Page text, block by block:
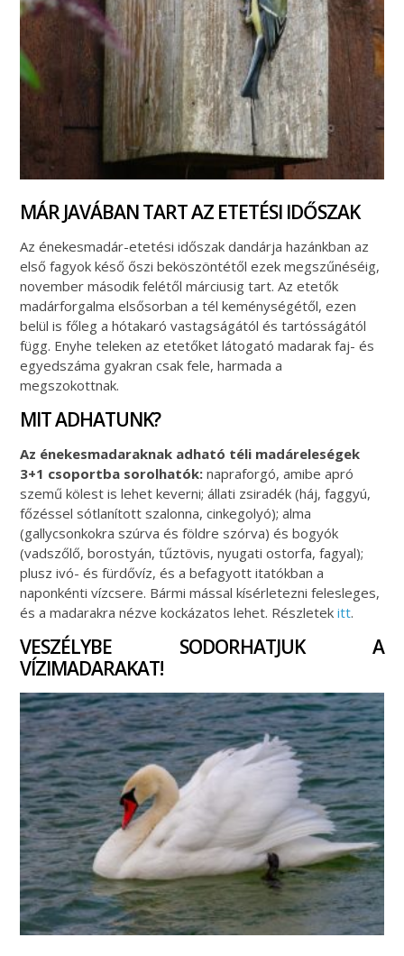
MÁR JAVÁBAN TART AZ ETETÉSI IDŐSZAK
Az énekesmadár-etetési időszak dandárja hazánkban az
első fagyok késő őszi beköszöntétől ezek megszűnéséig,
november második felétől márciusig tart. Az etetők
madárforgalma elsősorban a tél keménységétől, ezen
belül is főleg a hótakaró vastagságától és tartósságától
függ. Enyhe teleken az etetőket látogató madarak faj- és
egyedszáma gyakran csak fele, harmada a
megszokottnak.
MIT ADHATUNK?
Az énekesmadaraknak adható téli madáreleségek
3+1 csoportba sorolhatók: napraforgó, amibe apró
szemű kölest is lehet keverni; állati zsiradék (háj, faggyú,
főzéssel sótlanított szalonna, cinkegolyó); alma
(gallycsonkokra szúrva és földre szórva) és bogyók
(vadszőlő, borostyán, tűztövis, nyugati ostorfa, fagyal);
plusz ivó- és fürdővíz, és a befagyott itatókban a
naponkénti vízcsere. Bármi mással kísérletezni felesleges,
és a madarakra nézve kockázatos lehet. Részletekitt.
VESZÉLYBE SODORHATJUK A
VÍZIMADARAKAT!